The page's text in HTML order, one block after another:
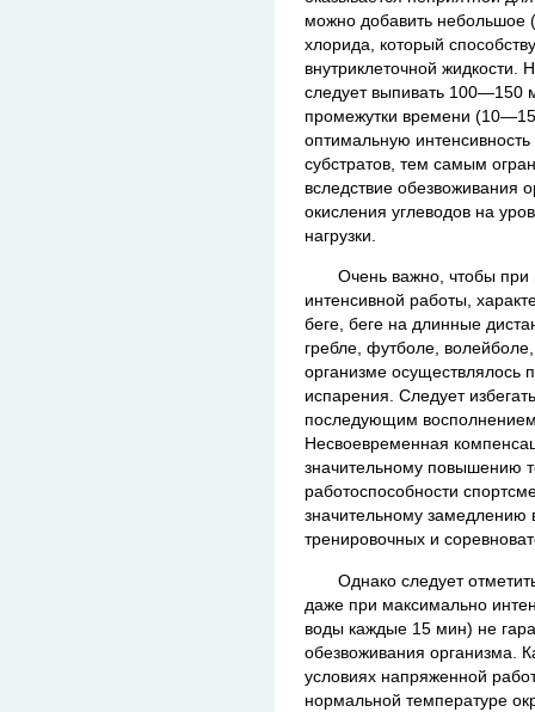
можно добавить небольшое
хлорида, который
внутриклеточной жидкости.
следует выпивать 100—150
промежутки времени
оптимальную интенсивность
субстратов, тем самым
вследствие обезвоживания
окисления углеводов на
нагрузки.
Очень важно, чтобы при
интенсивной работы,
беге, беге на длинные
гребле, футболе,
организме осуществлялось
испарения. Следует
последующим
Несвоевременная
значительному повышению
работоспособности
значительному замедлению
тренировочных и
Однако следует отметить,
даже при максимально
воды каждые 15 мин) не
обезвоживания организма.
условиях напряженной
нормальной температуре